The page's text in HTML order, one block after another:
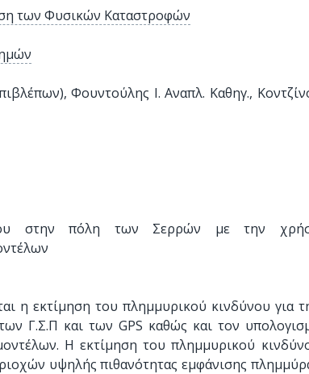
των Φυσικών Καταστροφών
Φουντούλης I. Αναπλ. Καθηγ.,
στην πόλη των Σερρών με την
η εκτίμηση του πλημμυρικού κινδύνου για
Γ.Σ.Π και των GPS καθώς και τον
Η εκτίμηση του πλημμυρικού
υψηλής πιθανότητας εμφάνισης